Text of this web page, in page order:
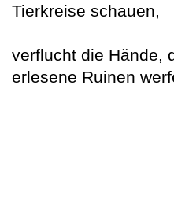
Tierkreise schauen,
verflucht die Hände,
erlesene Ruinen